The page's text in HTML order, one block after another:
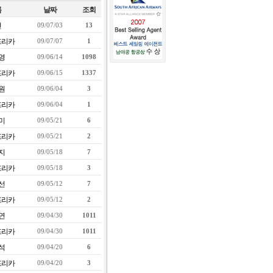
날짜
조회
09/07/03 13
카 09/07/07 1
09/06/14 1098
카 09/06/15 1337
09/06/04 3
카 09/06/04 1
09/05/21 6
카 09/05/21 2
09/05/18 7
카 09/05/18 3
09/05/12 7
카 09/05/12 2
09/04/30 1011
카 09/04/30 1011
09/04/20 6
카 09/04/20 3